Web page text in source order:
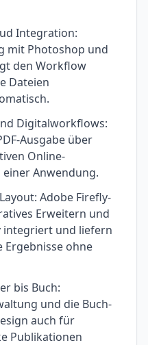
Integration:
mit Photoshop und
den Workflow
Dateien
Digitalworkflows:
Ausgabe über
Online-
einer Anwendung.
Adobe Firefly-
Erweitern und
integriert und liefern
ohne
bis Buch:
und die Buch-
auch für
Publikationen